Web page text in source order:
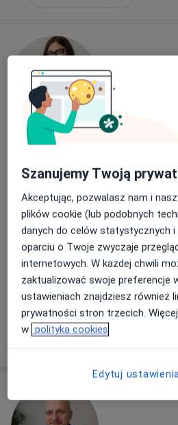
dr n. med. Marta
Ginekolog · Więcej
49 opinii
Adres 1 Adres 2 Adres
Zbigniewa Religi 4, Białystok
AnnMedica Centrum Zdrowia
Konsultacja ginekologiczna
Poproś o wizytę
Szanujemy Twoją
Akceptując, pozwalasz nam i
plików cookie (lub podobnych
danych do celów statystycznych
oparciu o Twoje zwyczaje
internetowych. W każdej chwili
zaktualizować swoje preferencje
ustawieniach znajdziesz również
prywatności stron trzecich.
w polityka cookies
Edytuj